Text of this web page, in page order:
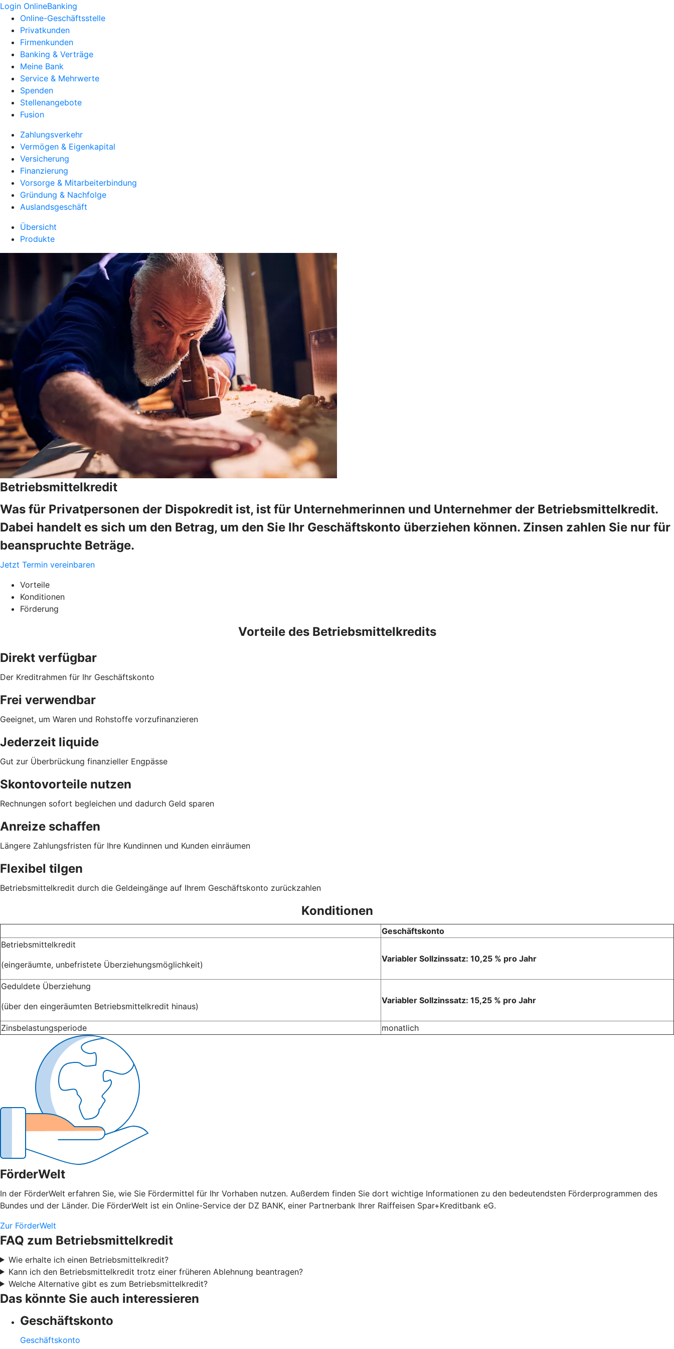
Login OnlineBanking
Online-Geschäftsstelle
Privatkunden
Firmenkunden
Banking & Verträge
Meine Bank
Service & Mehrwerte
Spenden
Stellenangebote
Fusion
Zahlungsverkehr
Vermögen & Eigenkapital
Versicherung
Finanzierung
Vorsorge & Mitarbeiterbindung
Gründung & Nachfolge
Auslandsgeschäft
Übersicht
Produkte
Betriebsmittelkredit
Was für Privatpersonen der Dispokredit ist, ist für Unternehmerinnen und Unternehmer der Betriebsmittelkredit.
Dabei handelt es sich um den Betrag, um den Sie Ihr Geschäftskonto überziehen können. Zinsen zahlen Sie nur für
beanspruchte Beträge.
Jetzt Termin vereinbaren
Vorteile
Konditionen
Förderung
Vorteile des Betriebsmittelkredits
Direkt verfügbar
Der Kreditrahmen für Ihr Geschäftskonto
Frei verwendbar
Geeignet, um Waren und Rohstoffe vorzufinanzieren
Jederzeit liquide
Gut zur Überbrückung finanzieller Engpässe
Skontovorteile nutzen
Rechnungen sofort begleichen und dadurch Geld sparen
Anreize schaffen
Längere Zahlungsfristen für Ihre Kundinnen und Kunden einräumen
Flexibel tilgen
Betriebsmittelkredit durch die Geldeingänge auf Ihrem Geschäftskonto zurückzahlen
Konditionen
Geschäftskonto
Betriebsmittelkredit
(eingeräumte, unbefristete Überziehungsmöglichkeit)
Variabler Sollzinssatz: 10,25 % pro Jahr
Geduldete Überziehung
(über den eingeräumten Betriebsmittelkredit hinaus)
Variabler Sollzinssatz: 15,25 % pro Jahr
Zinsbelastungsperiode monatlich
FörderWelt
In der FörderWelt erfahren Sie, wie Sie Fördermittel für Ihr Vorhaben nutzen. Außerdem finden Sie dort wichtige Informationen zu den bedeutendsten Förderprogrammen des
Bundes und der Länder. Die FörderWelt ist ein Online-Service der DZ BANK, einer Partnerbank Ihrer Raiffeisen Spar+Kreditbank eG.
Zur FörderWelt
FAQ zum Betriebsmittelkredit
Wie erhalte ich einen Betriebsmittelkredit?
Kann ich den Betriebsmittelkredit trotz einer früheren Ablehnung beantragen?
Welche Alternative gibt es zum Betriebsmittelkredit?
Das könnte Sie auch interessieren
Geschäftskonto
Geschäftskonto